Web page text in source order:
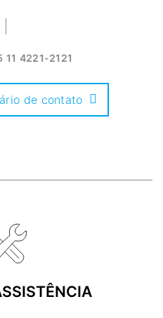
11 4221-2121
de contato